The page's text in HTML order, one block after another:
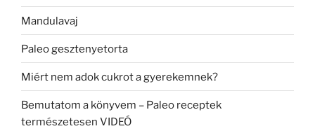
Mandulavaj
Paleo gesztenyetorta
Miért nem adok cukrot a gyerekemnek?
Bemutatom a könyvem – Paleo receptek
természetesen VIDEÓ